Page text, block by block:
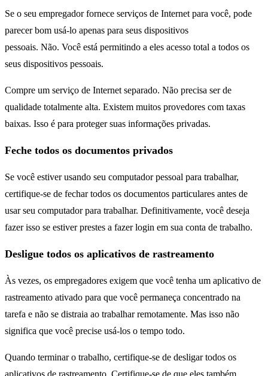
Se o seu empregador fornece serviços de Internet para você, pode
parecer bom usá-lo apenas para seus dispositivos
pessoais. Não. Você está permitindo a eles acesso total a todos os
seus dispositivos pessoais.
Compre um serviço de Internet separado. Não precisa ser de
qualidade totalmente alta. Existem muitos provedores com taxas
baixas. Isso é para proteger suas informações privadas.
Feche todos os documentos privados
Se você estiver usando seu computador pessoal para trabalhar,
certifique-se de fechar todos os documentos particulares antes de
usar seu computador para trabalhar. Definitivamente, você deseja
fazer isso se estiver prestes a fazer login em sua conta de trabalho.
Desligue todos os aplicativos de rastreamento
Às vezes, os empregadores exigem que você tenha um aplicativo de
rastreamento ativado para que você permaneça concentrado na
tarefa e não se distraia ao trabalhar remotamente. Mas isso não
significa que você precise usá-los o tempo todo.
Quando terminar o trabalho, certifique-se de desligar todos os